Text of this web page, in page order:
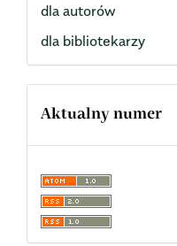
dla autorów
dla bibliotekarzy
Aktualny numer